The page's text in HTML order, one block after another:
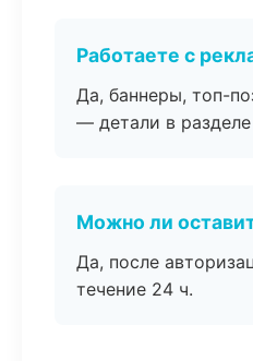
Работаете с
Да, баннеры, топ-
— детали в
Можно ли
Да, после
течение 24 ч.